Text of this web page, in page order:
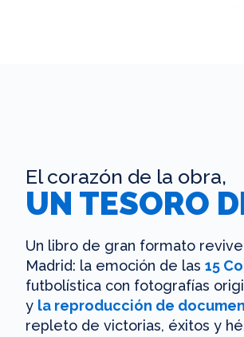
El corazón de la obra,
UN TESORO
Un libro de gran formato
Madrid: la emoción de las 15
futbolística con fotografías
y la reproducción de
repleto de victorias, éxitos y